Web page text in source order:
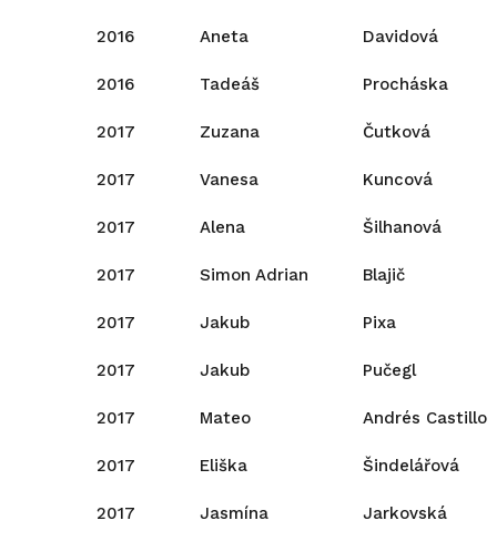
2016 Aneta Davidová
2016 Tadeáš Procháska
2017 Zuzana Čutková
2017 Vanesa Kuncová
2017 Alena Šilhanová
2017 Simon Adrian Blajič
2017 Jakub Pixa
2017 Jakub Pučegl
2017 Mateo Andrés Castillo
2017 Eliška Šindelářová
2017 Jasmína Jarkovská